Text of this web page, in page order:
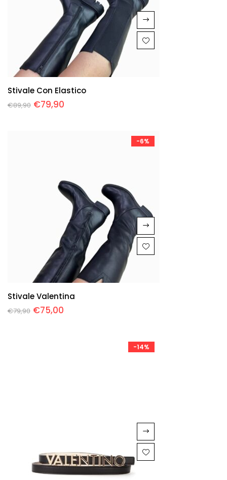
Stivale Con Elastico
€89,90 €79,90
-6%
Stivale Valentina
€79,90 €75,00
-14%